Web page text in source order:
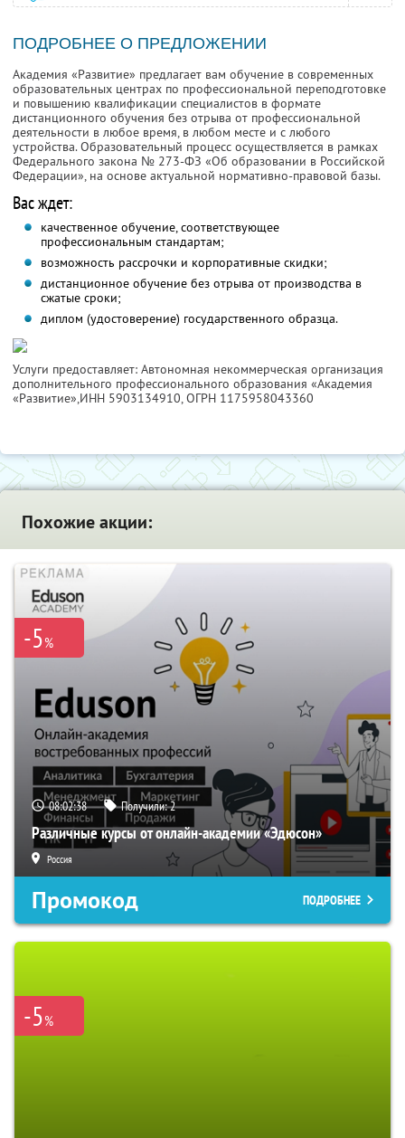
ПОДРОБНЕЕ О ПРЕДЛОЖЕНИИ
Академия «Развитие» предлагает вам обучение в современных
образовательных центрах по профессиональной переподготовке
и повышению квалификации специалистов в формате
дистанционного обучения без отрыва от профессиональной
деятельности в любое время, в любом месте и с любого
устройства. Образовательный процесс осуществляется в рамках
Федерального закона № 273-ФЗ «Об образовании в Российской
Федерации», на основе актуальной нормативно-правовой базы.
Вас ждет:
качественное обучение, соответствующее
профессиональным стандартам;
возможность рассрочки и корпоративные скидки;
дистанционное обучение без отрыва от производства в
сжатые сроки;
диплом (удостоверение) государственного образца.
Услуги предоставляет: Автономная некоммерческая организация
дополнительного профессионального образования «Академия
«Развитие»,ИНН 5903134910, ОГРН 1175958043360
Похожие акции:
-5%
08:02:37 Получили:2
Различные курсы от онлайн-академии «Эдюсон»
Россия
Промокод ПОДРОБНЕЕ
-5%